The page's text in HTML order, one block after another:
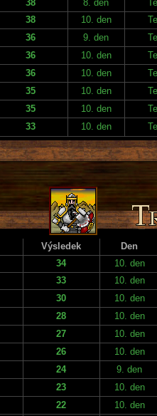
38 8. den
38 10. den
36 9. den
36 10. den
36 10. den
35 10. den
35 10. den
33 10. den
Výsledek
Den
34
10. den
33
10. den
30
10. den
28
10. den
27
10. den
26
10. den
24
9. den
23
10. den
22
10. den